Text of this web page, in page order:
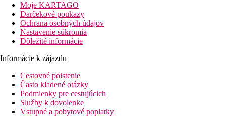
Moje KARTAGO
Darčekové poukazy
Ochrana osobných údajov
Nastavenie súkromia
Dôležité informácie
Informácie k zájazdu
Cestovné poistenie
Často kladené otázky
Podmienky pre cestujúcich
Služby k dovolenke
Vstupné a pobytové poplatky